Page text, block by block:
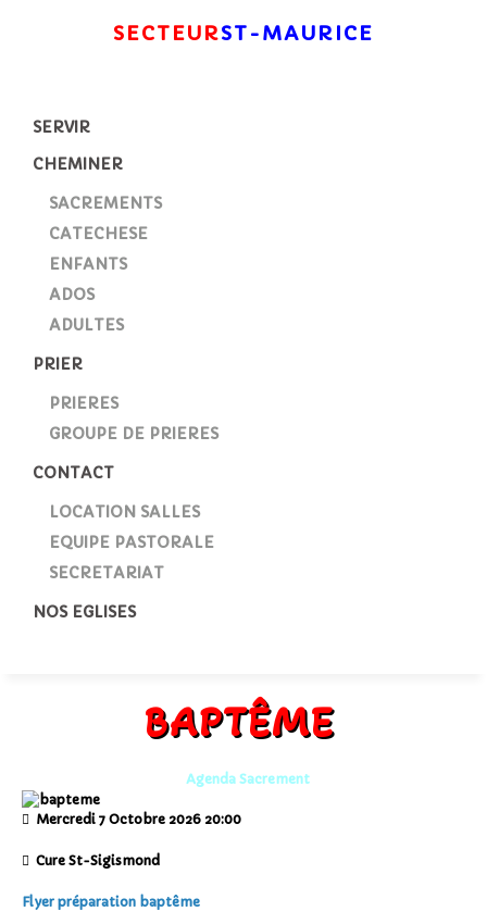
SECTEURST-MAURICE
SERVIR
CHEMINER
SACREMENTS
CATECHESE
ENFANTS
ADOS
ADULTES
PRIER
PRIERES
GROUPE DE PRIERES
CONTACT
LOCATION SALLES
EQUIPE PASTORALE
SECRETARIAT
NOS EGLISES
BAPTÊME
Agenda Sacrement
Mercredi 7 Octobre 2026 20:00
Cure St-Sigismond
Flyer préparation baptême